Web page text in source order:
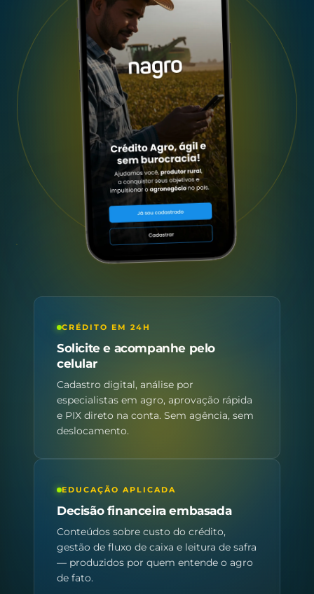
CRÉDITO EM 24H
Solicite e acompanhe pelo
celular
Cadastro digital, análise por
especialistas em agro, aprovação rápida
e PIX direto na conta. Sem agência, sem
deslocamento.
EDUCAÇÃO APLICADA
Decisão financeira embasada
Conteúdos sobre custo do crédito,
gestão de fluxo de caixa e leitura de safra
— produzidos por quem entende o agro
de fato.